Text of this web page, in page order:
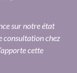
sur notre état
consultation chez
cette